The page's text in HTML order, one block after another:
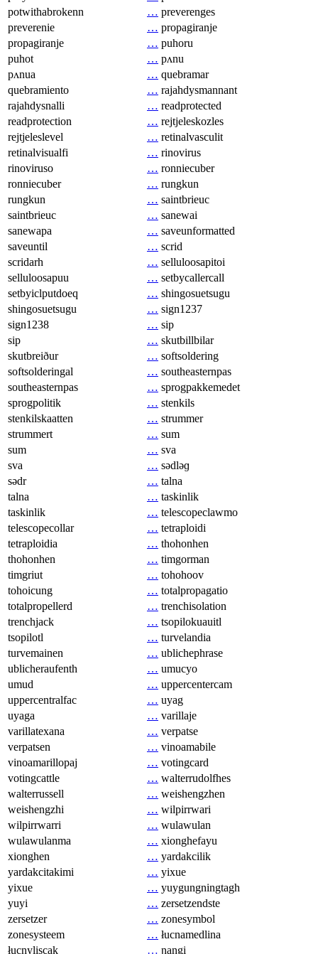
potwithabrokenn
… preverenges
preverenie
… propagiranje
propagiranje
… puhoru
puhot
… pʌnu
pʌnua
… quebramar
quebramiento
… rajahdysmannant
rajahdysnalli
… readprotected
readprotection
… rejtjeleskozles
rejtjeleslevel
… retinalvasculit
retinalvisualfi
… rinovirus
rinoviruso
… ronniecuber
ronniecuber
… rungkun
rungkun
… saintbrieuc
saintbrieuc
… sanewai
sanewapa
… saveunformatted
saveuntil
… scrid
scridarh
… selluloosapitoi
selluloosapuu
… setbycallercall
setbyiclputdoeq
… shingosuetsugu
shingosuetsugu
… sign1237
sign1238
… sip
sip
… skutbillbilar
skutbreiður
… softsoldering
softsolderingal
… southeasternpas
southeasternpas
… sprogpakkemedet
sprogpolitik
… stenkils
stenkilskaatten
… strummer
strummert
… sum
sum
… sva
sva
… sədləɡ
sədr
… talna
talna
… taskinlik
taskinlik
… telescopeclawmo
telescopecollar
… tetraploidi
tetraploidia
… thohonhen
thohonhen
… timgorman
timgriut
… tohohoov
tohoicung
… totalpropagatio
totalpropellerd
… trenchisolation
trenchjack
… tsopilokuauitl
tsopilotl
… turvelandia
turvemainen
… ublichephrase
ublicheraufenth
… umucyo
umud
… uppercentercam
uppercentralfac
… uyag
uyaga
… varillaje
varillatexana
… verpatse
verpatsen
… vinoamabile
vinoamarillopaj
… votingcard
votingcattle
… walterrudolfhes
walterrussell
… weishengzhen
weishengzhi
… wilpirrwari
wilpirrwarri
… wulawulan
wulawulanma
… xionghefayu
xionghen
… yardakcilik
yardakcitakimi
… yixue
yixue
… yuygungningtagh
yuyi
… zersetzendste
zersetzer
… zonesymbol
zonesysteem
… łucnamedlina
łucnyliscak
… ɲangi